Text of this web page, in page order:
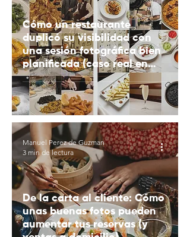
Cómo un restaurante
duplicó su visibilidad con
una sesión fotográfica bien
planificada (caso real en
Madrid)
De la carta al cliente: Cómo
unas buenas fotos pueden
aumentar tus reservas (y
Manuel Perez de Guzman
3 min de lectura